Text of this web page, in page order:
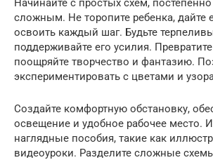
сложным. Не торопите ребенка, дайте
освоить каждый шаг. Будьте
поддерживайте его усилия.
поощряйте творчество и фантазию.
экспериментировать с цветами и
Создайте комфортную обстановку,
освещение и удобное рабочее место.
наглядные пособия, такие как
видеоуроки. Разделите сложные